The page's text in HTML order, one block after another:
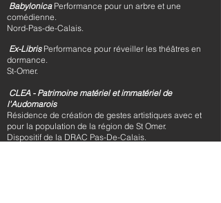
Babylonica Performance pour un arbre et une
comédienne.
Nord-Pas-de-Calais.
Ex-Libris Performance pour réveiller les théâtres en
dormance.
St-Omer.
CLEA - Patrimoine matériel et immatériel de
l'Audomarois
Résidence de création de gestes artistiques avec et
pour la population de la région de St Omer.
Dispositif de la DRAC Pas-De-Calais.